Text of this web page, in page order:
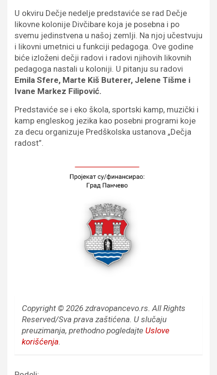
U okviru Dečje nedelje predstaviće se rad Dečje
likovne kolonije Divčibare koja je posebna i po
svemu jedinstvena u našoj zemlji. Na njoj učestvuju
i likovni umetnici u funkciji pedagoga. Ove godine
biće izloženi dečji radovi i radovi njihovih likovnih
pedagoga nastali u koloniji. U pitanju su radovi
Emila Sfere, Marte Kiš Buterer, Jelene Tišme i
Ivane Markez Filipović.
Predstaviće se i eko škola, sportski kamp, muzički i
kamp engleskog jezika kao posebni programi koje
za decu organizuje Predškolska ustanova „Dečja
radost”.
Copyright © 2026 zdravopancevo.rs. All Rights
Reserved/Sva prava zaštićena. U slučaju
preuzimanja, prethodno pogledajte Uslove
korišćenja.